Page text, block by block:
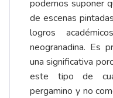
podemos suponer
de escenas
logros
neogranadina. Es
una significativa
este tipo de
pergamino y no